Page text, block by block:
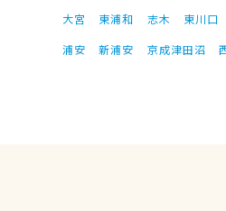
大宮 東浦和 志木 東川口
浦安 新浦安 京成津田沼